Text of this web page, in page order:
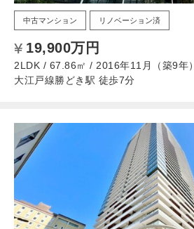
中古マンション リノベーション済
19,900万円
2LDK / 67.86㎡ / 2016年11月（築9年）
大江戸線勝どき駅 徒歩7分